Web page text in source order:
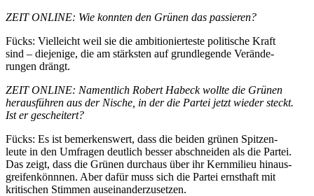
ZEIT ONLINE: Wie konnten den Grünen das passieren?
Fücks: Vielleicht weil sie die ambitio­nier­teste politische Kraft
sind – diejenige, die am stärksten auf grund­le­gende Verän­de­
rungen drängt.
ZEIT ONLINE: Namentlich Robert Habeck wollte die Grünen
heraus­führen aus der Nische, in der die Partei jetzt wieder steckt.
Ist er gescheitert?
Fücks: Es ist bemer­kenswert, dass die beiden grünen Spitzen­
leute in den Umfragen deutlich besser abschneiden als die Partei.
Das zeigt, dass die Grünen durchaus über ihr Kernmilieu hinaus­
greifenkönnnen. Aber dafür muss sich die Partei ernsthaft mit
kriti­schen Stimmen auseinanderzusetzen.